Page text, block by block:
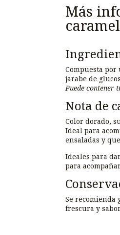
Más
Compuesta por
jarabe de
Puede contener
Nota de
Color dorado,
Ideal para
ensaladas y
Ideales para
para
Se recomienda
frescura y